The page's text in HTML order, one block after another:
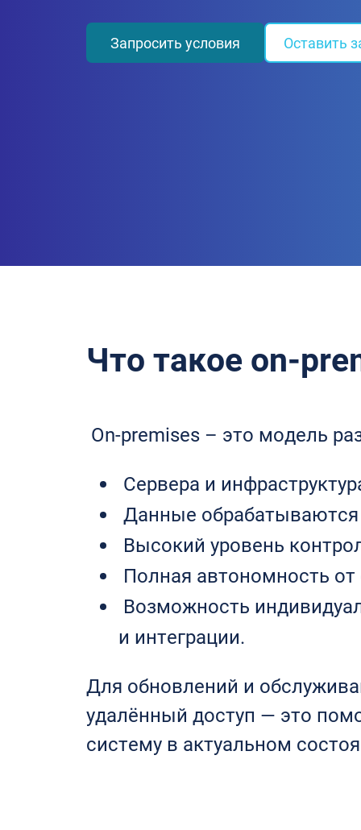
Запросить условия Оставить
Что такое on-
On-premises – это модель
Сервера и
Данные обрабатываются
Высокий уровень
Полная автономность
Возможность
и интеграции.
Для обновлений и
удалённый доступ — это
систему в актуальном